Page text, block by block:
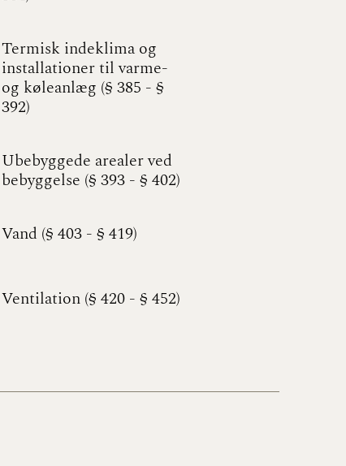
2022)
BR18 (1/7 - 16/9
2022)
BR18 (1/7-31/12
Termisk indeklima og
installationer til varme-
og køleanlæg (§ 385 - §
392)
Ubebyggede arealer ved
bebyggelse (§ 393 - § 402)
Vand (§ 403 - § 419)
Ventilation (§ 420 - § 452)